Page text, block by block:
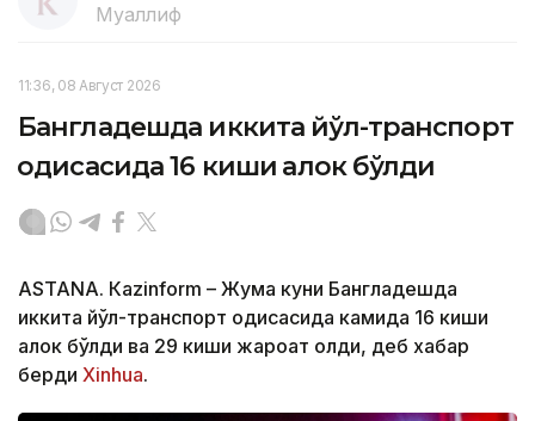
Муаллиф
11:36, 08 Август 2026
Бангладешда иккита йўл-транспорт
ҳодисасида 16 киши ҳалок бўлди
ASTANА. Кazinform – Жума куни Бангладешда
иккита йўл-транспорт ҳодисасида камида 16 киши
ҳалок бўлди ва 29 киши жароҳат олди, деб хабар
берди Xinhua.